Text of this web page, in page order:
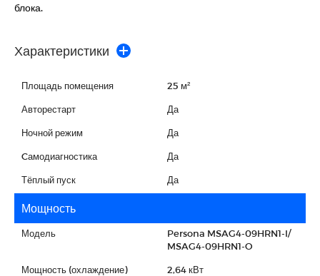
блока.
Характеристики
Площадь помещения 25 м²
Авторестарт Да
Ночной режим Да
Cамодиагностика Да
Тёплый пуск Да
Мощность
Модель
Persona MSAG4-09HRN1-I/
MSAG4-09HRN1-O
Мощность (охлаждение) 2,64 кВт